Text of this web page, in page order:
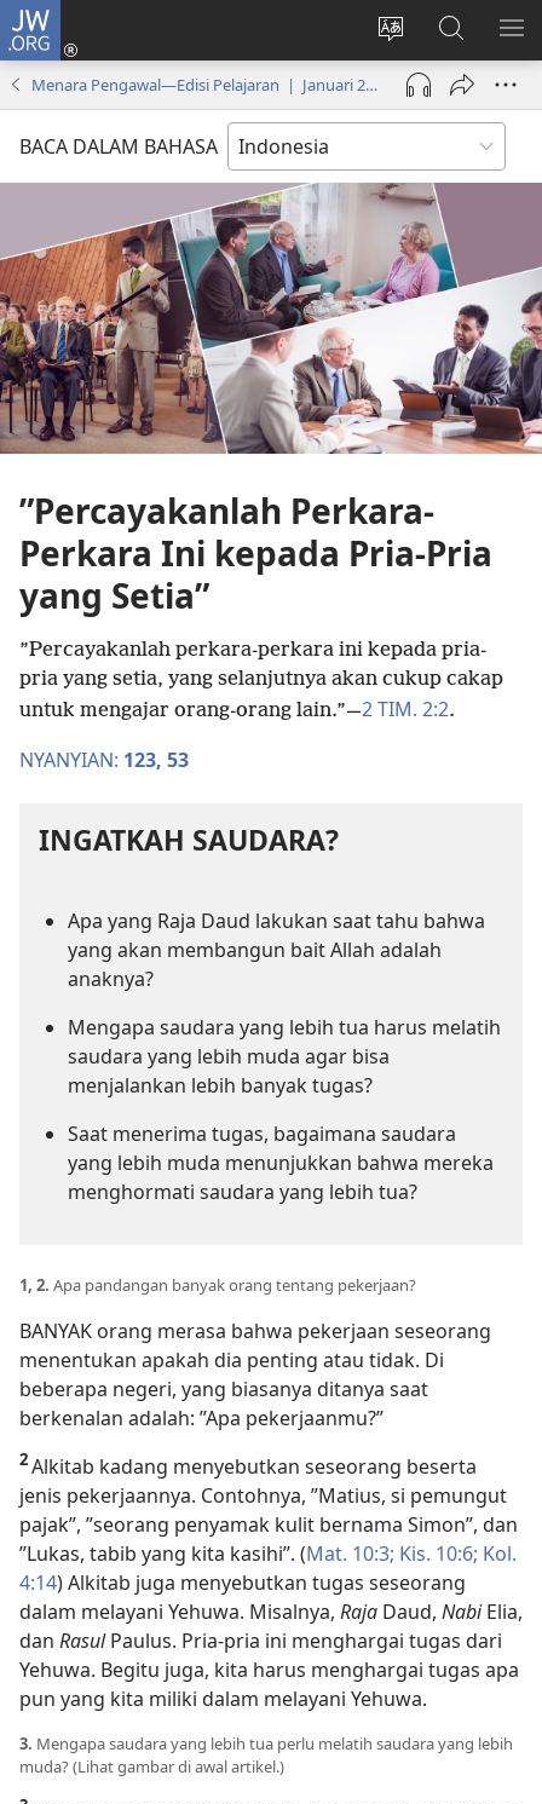
JW.ORG
Ganti
bahasa
situs
Log
(terbuka
window
Cari
di
JW.ORG
Menara Pengawal—Edisi Pelajaran | Januari 2017
BACA DALAM BAHASA
”Percayakanlah Perkara-
Perkara Ini kepada Pria-Pria
yang Setia”
”Percayakanlah perkara-perkara ini kepada pria-
pria yang setia, yang selanjutnya akan cukup cakap
untuk mengajar orang-orang lain.”​—2 TIM. 2:2.
NYANYIAN: 123, 53
INGATKAH SAUDARA?
Apa yang Raja Daud lakukan saat tahu bahwa
yang akan membangun bait Allah adalah
anaknya?
Mengapa saudara yang lebih tua harus melatih
saudara yang lebih muda agar bisa
menjalankan lebih banyak tugas?
Saat menerima tugas, bagaimana saudara
yang lebih muda menunjukkan bahwa mereka
menghormati saudara yang lebih tua?
1, 2. Apa pandangan banyak orang tentang pekerjaan?
BANYAK orang merasa bahwa pekerjaan seseorang
menentukan apakah dia penting atau tidak. Di
beberapa negeri, yang biasanya ditanya saat
berkenalan adalah: ”Apa pekerjaanmu?”
2Alkitab kadang menyebutkan seseorang beserta
jenis pekerjaannya. Contohnya, ”Matius, si pemungut
pajak”, ”seorang penyamak kulit bernama Simon”, dan
”Lukas, tabib yang kita kasihi”. (Mat. 10:3; Kis. 10:6; Kol.
4:14) Alkitab juga menyebutkan tugas seseorang
dalam melayani Yehuwa. Misalnya, Raja Daud, NabiElia,
dan RasulPaulus. Pria-pria ini menghargai tugas dari
Yehuwa. Begitu juga, kita harus menghargai tugas apa
pun yang kita miliki dalam melayani Yehuwa.
3. Mengapa saudara yang lebih tua perlu melatih saudara yang lebih
muda? (Lihat gambar di awal artikel.)